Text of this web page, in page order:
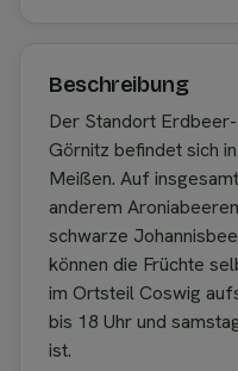
Beschreibung
Der Standort
Görnitz befindet sich
Meißen. Auf
anderem
schwarze
können die Früchte
im Ortsteil Coswig
bis 18 Uhr und
ist.